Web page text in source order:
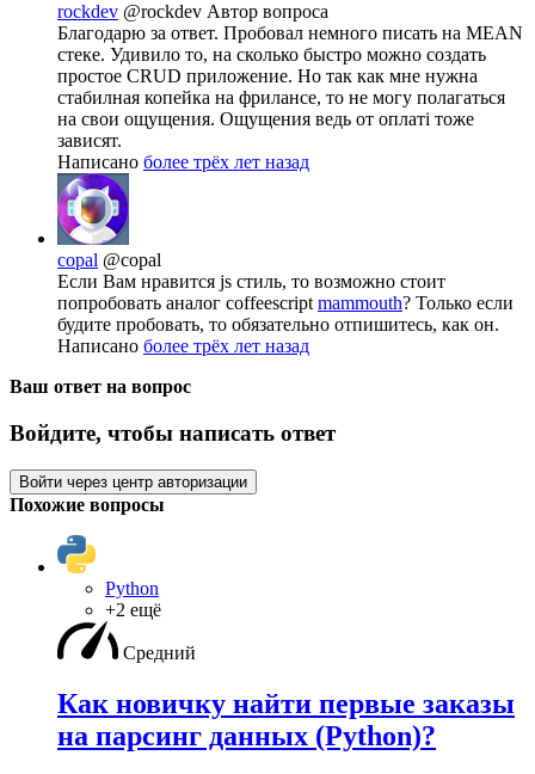
rockdev @rockdev Автор вопроса
Благодарю за ответ. Пробовал немного писать на MEAN
стеке. Удивило то, на сколько быстро можно создать
простое CRUD приложение. Но так как мне нужна
стабилная копейка на фрилансе, то не могу полагаться
на свои ощущения. Ощущения ведь от оплаті тоже
зависят.
Написано более трёх лет назад
copal @copal
Если Вам нравится js стиль, то возможно стоит
попробовать аналог coffeescript mammouth? Только если
будите пробовать, то обязательно отпишитесь, как он.
Написано более трёх лет назад
Ваш ответ на вопрос
Войдите, чтобы написать ответ
Войти через центр авторизации
Похожие вопросы
Python
+2 ещё
Средний
Как новичку найти первые заказы
на парсинг данных (Python)?